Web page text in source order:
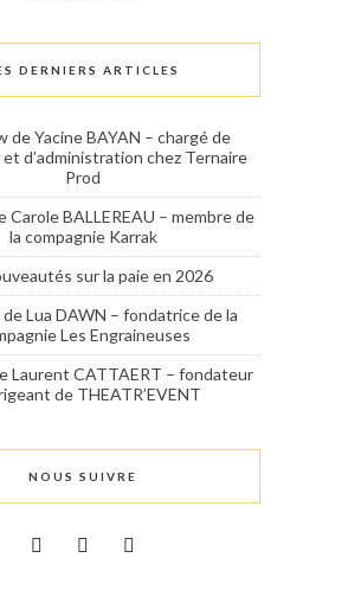
DERNIERS ARTICLES
de Yacine BAYAN – chargé de
d’administration chez Ternaire
Prod
Carole BALLEREAU – membre de
la compagnie Karrak
sur la paie en 2026
Lua DAWN – fondatrice de la
Les Engraineuses
Laurent CATTAERT – fondateur
de THEATR’EVENT
NOUS SUIVRE